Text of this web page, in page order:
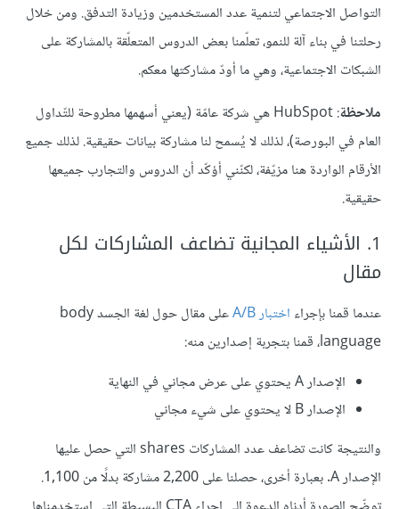
التواصل الاجتماعي لتنمية عدد المستخدمين وزيادة التدفق. ومن خلال
رحلتنا في بناء آلة للنمو، تعلّمنا بعض الدروس المتعلّقة بالمشاركة على
الشبكات الاجتماعية، وهي ما أودّ مشاركتها معكم.
ملاحظة
: HubSpot هي شركة عامّة (يعني أسهمها مطروحة للتّداول
العام في البورصة)، لذلك لا يُسمح لنا مشاركة بيانات حقيقية. لذلك جميع
الأرقام الواردة هنا مزيّفة، لكنّني أؤكّد أن الدروس والتجارب جميعها
حقيقية.
1. الأشياء المجانية تضاعف المشاركات لكل
مقال
عندما قمنا بإجراء اختبار A/B
على مقال حول لغة الجسد body
language، قمنا بتجربة إصدارين منه:
الإصدار A يحتوي على عرض مجاني في النهاية
الإصدار B لا يحتوي على شيء مجاني
والنتيجة كانت تضاعف عدد المشاركات shares التي حصل عليها
الإصدار A. بعبارة أخرى، حصلنا على 2,200 مشاركة بدلًا من 1,100.